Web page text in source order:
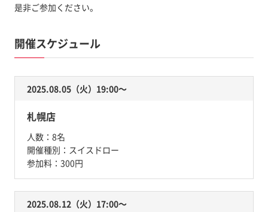
是非ご参加ください。
開催スケジュール
2025.08.05（火）19:00〜
札幌店
人数： 8名
開催種別： スイスドロー
参加料： 300円
2025.08.12（火）17:00〜